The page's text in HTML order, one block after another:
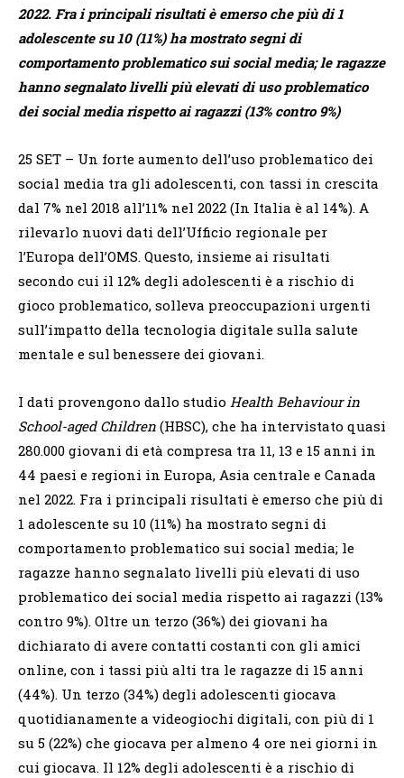
2022. Fra i principali risultati è emerso che più di 1
adolescente su 10 (11%) ha mostrato segni di
comportamento problematico sui social media; le ragazze
hanno segnalato livelli più elevati di uso problematico
dei social media rispetto ai ragazzi (13% contro 9%)
25 SET – Un forte aumento dell’uso problematico dei
social media tra gli adolescenti, con tassi in crescita
dal 7% nel 2018 all’11% nel 2022 (In Italia è al 14%). A
rilevarlo nuovi dati dell’Ufficio regionale per
l’Europa dell’OMS. Questo, insieme ai risultati
secondo cui il 12% degli adolescenti è a rischio di
gioco problematico, solleva preoccupazioni urgenti
sull’impatto della tecnologia digitale sulla salute
mentale e sul benessere dei giovani.
I dati provengono dallo studio Health Behaviour in
School-aged Children (HBSC), che ha intervistato quasi
280.000 giovani di età compresa tra 11, 13 e 15 anni in
44 paesi e regioni in Europa, Asia centrale e Canada
nel 2022. Fra i principali risultati è emerso che più di
1 adolescente su 10 (11%) ha mostrato segni di
comportamento problematico sui social media; le
ragazze hanno segnalato livelli più elevati di uso
problematico dei social media rispetto ai ragazzi (13%
contro 9%). Oltre un terzo (36%) dei giovani ha
dichiarato di avere contatti costanti con gli amici
online, con i tassi più alti tra le ragazze di 15 anni
(44%). Un terzo (34%) degli adolescenti giocava
quotidianamente a videogiochi digitali, con più di 1
su 5 (22%) che giocava per almeno 4 ore nei giorni in
cui giocava. Il 12% degli adolescenti è a rischio di